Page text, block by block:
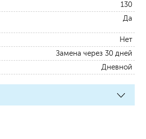
130
Да
Нет
Замена через 30 дней
Дневной